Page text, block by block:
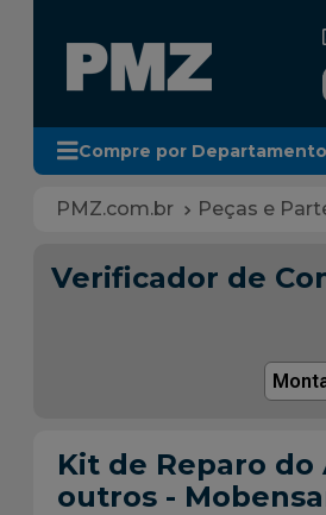
Compre por Departamento
Peças e
Verificador de
Kit de Reparo
outros -